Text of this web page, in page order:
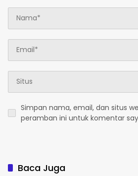
Simpan nama, email, dan situs
peramban ini untuk komentar
Baca Juga